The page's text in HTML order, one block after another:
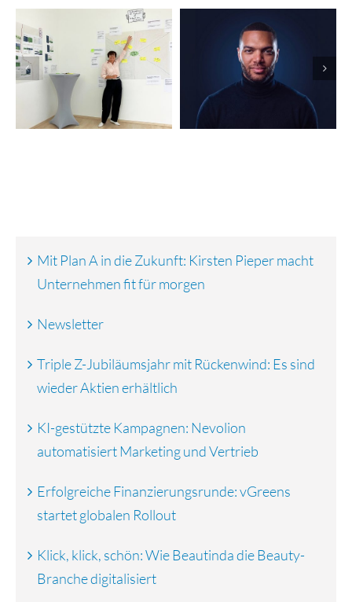
KI-gestützte
Kampagnen:
Nevolion
automatisiert
Marketing und
Vertrieb
Erfolgreiche
Finanzierungsrunde:
vGreens startet
globalen Rollout
Mit Plan A in die Zukunft: Kirsten Pieper macht
Unternehmen fit für morgen
Newsletter
Triple Z-Jubiläumsjahr mit Rückenwind: Es sind
wieder Aktien erhältlich
KI-gestützte Kampagnen: Nevolion
automatisiert Marketing und Vertrieb
Erfolgreiche Finanzierungsrunde: vGreens
startet globalen Rollout
Klick, klick, schön: Wie Beautinda die Beauty-
Branche digitalisiert